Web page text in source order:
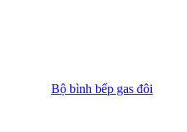
Bộ bình bếp gas đôi